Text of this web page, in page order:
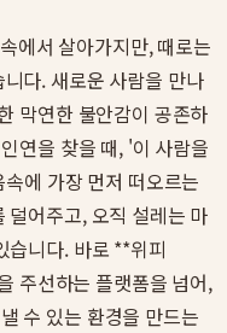
에서 살아가지만, 때로는
다. 새로운 사람을 만나
막연한 불안감이 공존하
연을 찾을 때, '이 사람을
에 가장 먼저 떠오르는
덜어주고, 오직 설레는 마
습니다. 바로 **위피
주선하는 플랫폼을 넘어,
수 있는 환경을 만드는